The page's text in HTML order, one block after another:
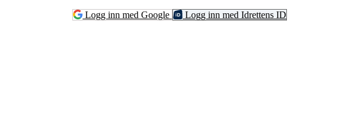
Logg inn med Google Logg inn med Idrettens ID